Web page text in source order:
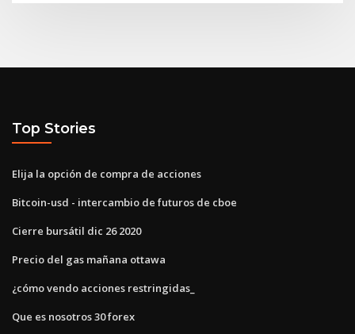
Top Stories
Elija la opción de compra de acciones
Bitcoin-usd - intercambio de futuros de cboe
Cierre bursátil dic 26 2020
Precio del gas mañana ottawa
¿cómo vendo acciones restringidas_
Que es nosotros 30 forex